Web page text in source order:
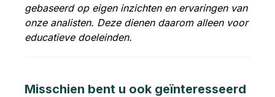
gebaseerd op eigen inzichten en ervaringen van
onze analisten. Deze dienen daarom alleen voor
educatieve doeleinden.
Misschien bent u ook geïnteresseerd